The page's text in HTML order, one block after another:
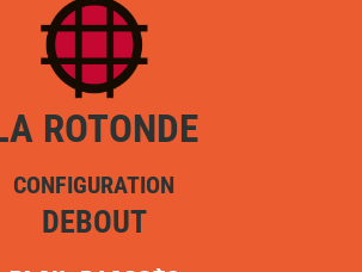
ROTONDE
CONFIGURATION
DEBOUT